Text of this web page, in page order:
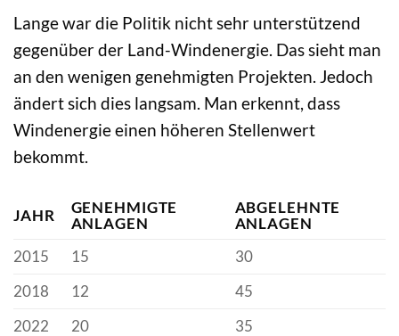
Lange war die Politik nicht sehr unterstützend
gegenüber der Land-Windenergie. Das sieht man
an den wenigen genehmigten Projekten. Jedoch
ändert sich dies langsam. Man erkennt, dass
Windenergie einen höheren Stellenwert
bekommt.
JAHR
GENEHMIGTE
ANLAGEN
ABGELEHNTE
ANLAGEN
2015
15
30
2018
12
45
2022
20 35